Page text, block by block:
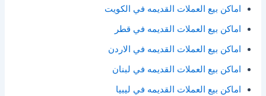
اماكن بيع العملات القديمه في الكويت
اماكن بيع العملات القديمه في قطر
اماكن بيع العملات القديمه في الاردن
اماكن بيع العملات القديمه في لبنان
اماكن بيع العملات القديمه في ليبيا